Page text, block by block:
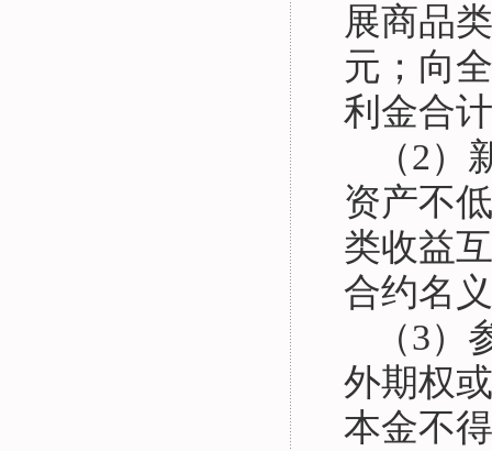
展商品
元；向
利金合
（2）
资产不
类收益
合约名
（3）
外期权
本金不